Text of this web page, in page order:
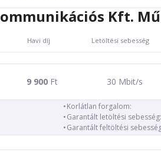
Kft.
Havi díj Letöltési sebesség
9 900Ft 30 Mbit/s
Korlátlan forgalom:
Garantált letöltési sebesség:
Garantált feltöltési